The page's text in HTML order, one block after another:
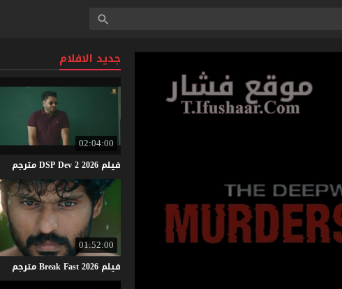
جديد الافلام
02:04:00
فيلم DSPDev22026 مترجم
01:52:00
فيلم BreakFast2026 مترجم